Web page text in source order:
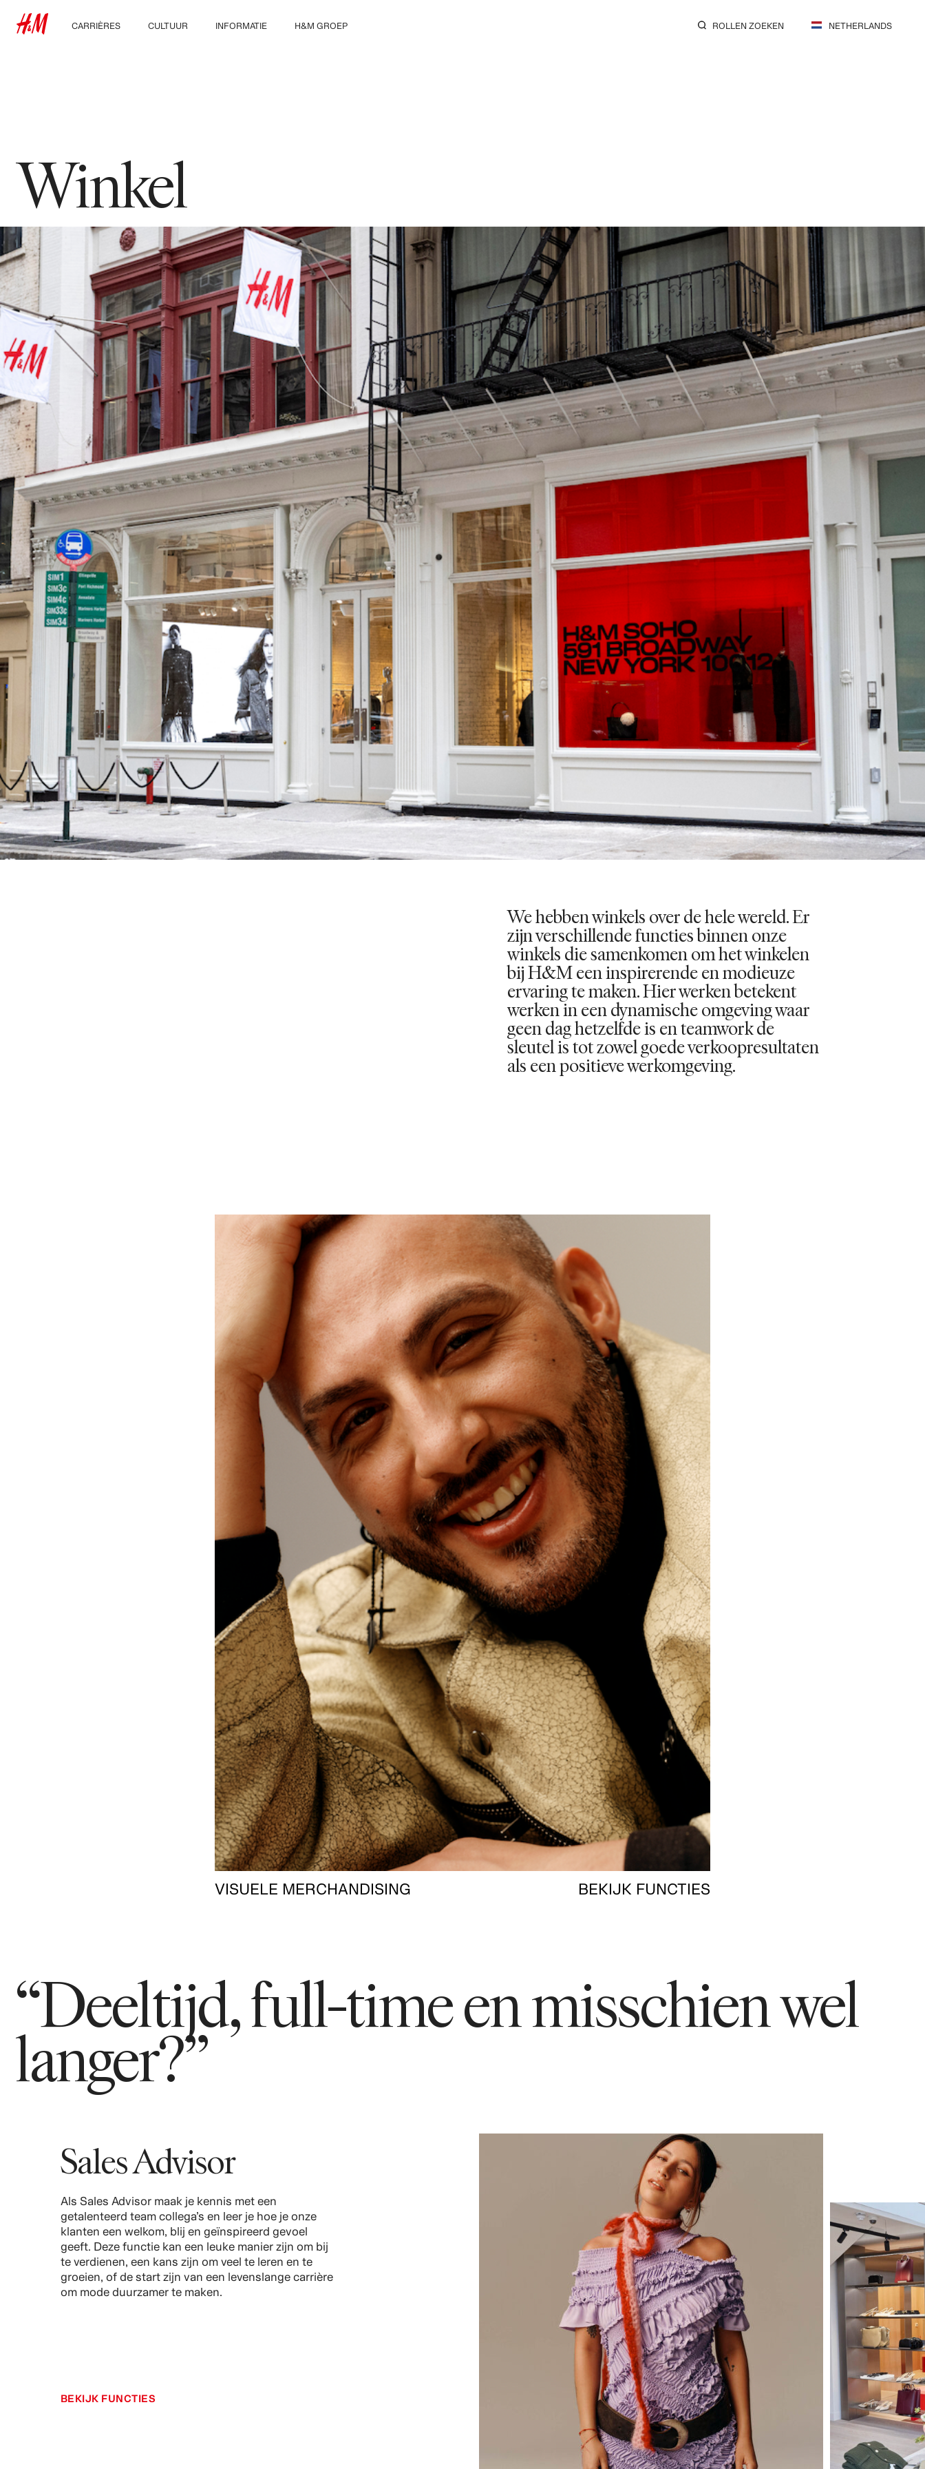
CARRIÈRES
CULTUUR
INFORMATIE
H&M GROEP
ROLLEN ZOEKEN NETHERLANDS
Winkel
We hebben winkels over de hele wereld. Er
zijn verschillende functies binnen onze
winkels die samenkomen om het winkelen
bij H&M een inspirerende en modieuze
ervaring te maken. Hier werken betekent
werken in een dynamische omgeving waar
geen dag hetzelfde is en teamwork de
sleutel is tot zowel goede verkoopresultaten
als een positieve werkomgeving.
VISUELE MERCHANDISING BEKIJK FUNCTIES
“Deeltijd, full-time en misschien wel
langer?”
Sales Advisor
Als Sales Advisor maak je kennis met een
getalenteerd team collega’s en leer je hoe je onze
klanten een welkom, blij en geïnspireerd gevoel
geeft. Deze functie kan een leuke manier zijn om bij
te verdienen, een kans zijn om veel te leren en te
groeien, of de start zijn van een levenslange carrière
om mode duurzamer te maken.
BEKIJK FUNCTIES